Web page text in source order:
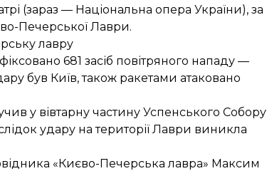
(зараз — Національна опера України), за
Печерської Лаври.
лавру
681 засіб повітряного нападу —
був Київ, також ракетами атаковано
у вівтарну частину Успенського Собору
удару на території Лаври виникла
«Києво-Печерська лавра» Максим